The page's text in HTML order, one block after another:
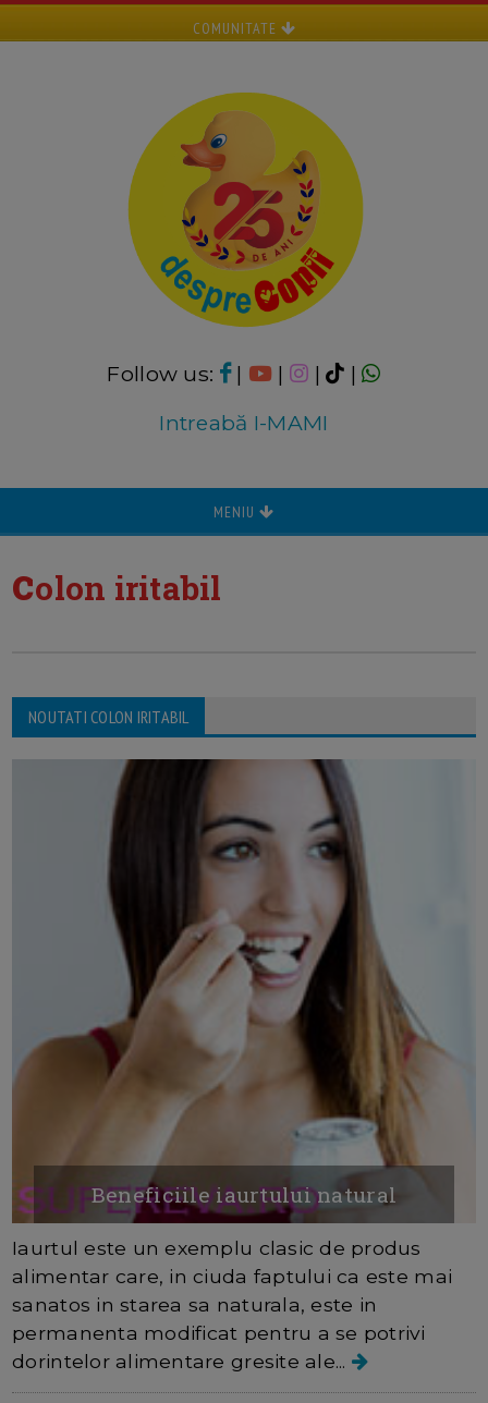
COMUNITATE
Follow us: | | |
|
Intreabă I-MAMI
MENIU
colon iritabil
NOUTATI COLON IRITABIL
Beneficiile iaurtului natural
Iaurtul este un exemplu clasic de produs
alimentar care, in ciuda faptului ca este mai
sanatos in starea sa naturala, este in
permanenta modificat pentru a se potrivi
dorintelor alimentare gresite ale...